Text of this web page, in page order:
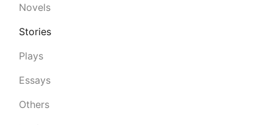
Novels
Stories
Plays
Essays
Others